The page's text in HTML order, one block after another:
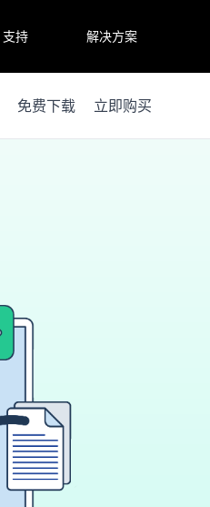
支持 解决方案
免费下载 立即购买